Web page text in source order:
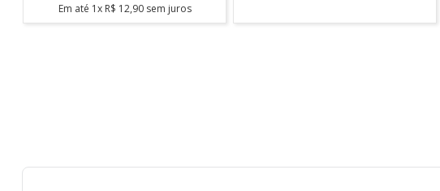
Em até 1x R$ 12,90sem juros